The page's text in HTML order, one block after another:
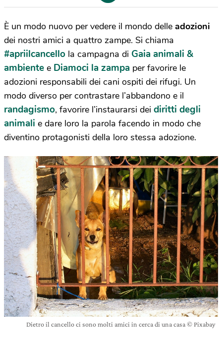
È un modo nuovo per vedere il mondo delle adozioni
dei nostri amici a quattro zampe. Si chiama
#apriilcancello la campagna di Gaia animali &
ambiente e Diamoci la zampa per favorire le
adozioni responsabili dei cani ospiti dei rifugi. Un
modo diverso per contrastare l’abbandono e il
randagismo, favorire l’instaurarsi dei diritti degli
animali e dare loro la parola facendo in modo che
diventino protagonisti della loro stessa adozione.
Dietro il cancello ci sono molti amici in cerca di una casa © Pixabay